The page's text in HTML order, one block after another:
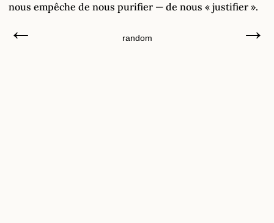
nous empêche de nous purifier — de nous « justifier ».
← random →